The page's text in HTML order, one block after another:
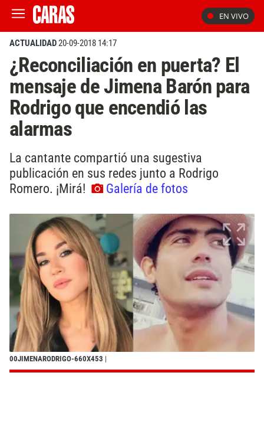
EN VIVO
ACTUALIDAD20-09-2018 14:17
¿Reconciliación en puerta? El
mensaje de Jimena Barón para
Rodrigo que encendió las
alarmas
La cantante compartió una sugestiva
publicación en sus redes junto a Rodrigo
Romero. ¡Mirá!
Galería de fotos
00JIMENARODRIGO-660X453 |